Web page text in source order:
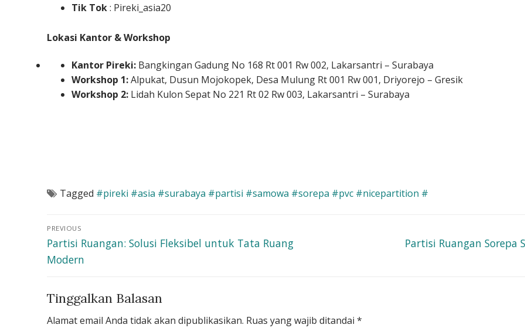
Tik Tok: Pireki_asia20
Lokasi Kantor & Workshop
Kantor Pireki:Bangkingan Gadung No 168 Rt 001 Rw 002, Lakarsantri – Surabaya
Workshop 1:Alpukat, Dusun Mojokopek, Desa Mulung Rt 001 Rw 001, Driyorejo – Gresik
Workshop 2:Lidah Kulon Sepat No 221 Rt 02 Rw 003, Lakarsantri – Surabaya
Tagged #pireki #asia #surabaya #partisi #samowa #sorepa #pvc #nicepartition #
Navigasi
pos
PREVIOUS
Previous
post:
Partisi Ruangan: Solusi Fleksibel untuk Tata Ruang
Modern
Next
Partisi Ruangan Sorepa
Tinggalkan Balasan
Alamat email Anda tidak akan dipublikasikan. Ruas yang wajib ditandai *